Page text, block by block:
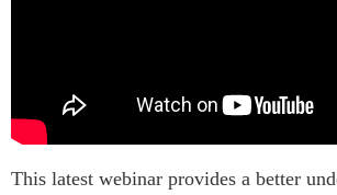
RÉSEAUX
CanWIN
recherche
CPTPP
This latest webinar provides a better